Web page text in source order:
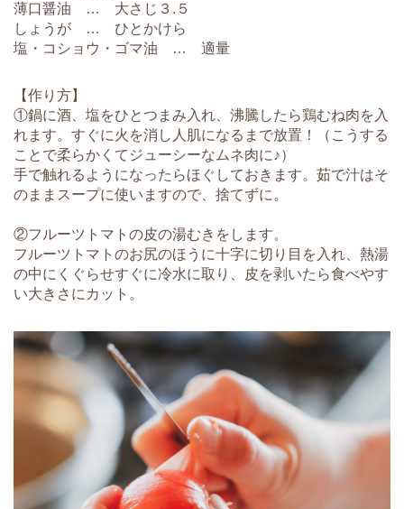
薄口醤油 … 大さじ３.５
しょうが … ひとかけら
塩・コショウ・ゴマ油 … 適量
【作り方】
①鍋に酒、塩をひとつまみ入れ、沸騰したら鶏むね肉を入
れます。すぐに火を消し人肌になるまで放置！（こうする
ことで柔らかくてジューシーなムネ肉に♪）
手で触れるようになったらほぐしておきます。茹で汁はそ
のままスープに使いますので、捨てずに。
②フルーツトマトの皮の湯むきをします。
フルーツトマトのお尻のほうに十字に切り目を入れ、熱湯
の中にくぐらせすぐに冷水に取り、皮を剥いたら食べやす
い大きさにカット。